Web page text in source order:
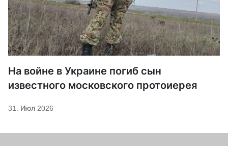
На войне в Украине погиб сын
известного московского протоиерея
31. Июл 2026